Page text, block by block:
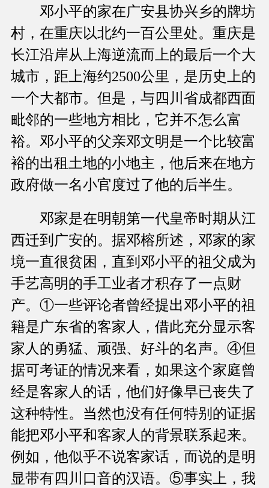
邓小平的家在广安县协兴乡的牌坊
村，在重庆以北约一百公里处。重庆是
长江沿岸从上海逆流而上的最后一个大
城市，距上海约2500公里，是历史上的
一个大都市。但是，与四川省成都西面
毗邻的一些地方相比，它并不怎么富
裕。邓小平的父亲邓文明是一个比较富
裕的出租土地的小地主，他后来在地方
政府做一名小官度过了他的后半生。
邓家是在明朝第一代皇帝时期从江
西迁到广安的。据邓榕所述，邓家的家
境一直很贫困，直到邓小平的祖父成为
手艺高明的手工业者才积存了一点财
产。①一些评论者曾经提出邓小平的祖
籍是广东省的客家人，借此充分显示客
家人的勇猛、顽强、好斗的名声。④但
据可考证的情况来看，如果这个家庭曾
经是客家人的话，他们好像早已丧失了
这种特性。当然也没有任何特别的证据
能把邓小平和客家人的背景联系起来。
例如，他似乎不说客家话，而说的是明
显带有四川口音的汉语。⑤事实上，我